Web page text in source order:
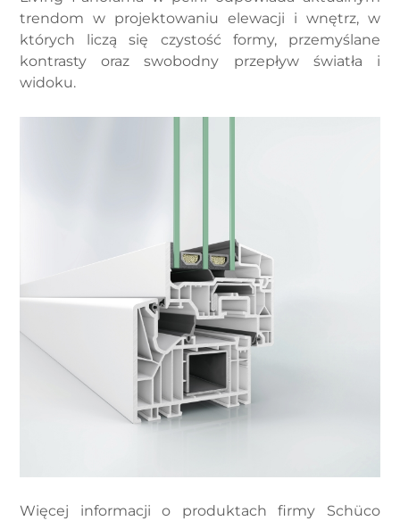
trendom w projektowaniu elewacji i wnętrz, w
których liczą się czystość formy, przemyślane
kontrasty oraz swobodny przepływ światła i
widoku.
Więcej informacji o produktach firmy Schüco